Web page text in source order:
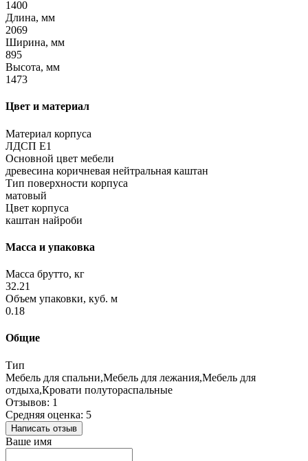
1400
Длина, мм
2069
Ширина, мм
895
Высота, мм
1473
Цвет и материал
Материал корпуса
ЛДСП Е1
Основной цвет мебели
древесина коричневая нейтральная каштан
Тип поверхности корпуса
матовый
Цвет корпуса
каштан найроби
Масса и упаковка
Масса брутто, кг
32.21
Объем упаковки, куб. м
0.18
Общие
Тип
Мебель для спальни,Мебель для лежания,Мебель для
отдыха,Кровати полутораспальные
Отзывов: 1
Средняя оценка: 5
Написать отзыв
Ваше имя